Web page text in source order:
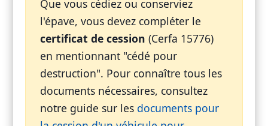
Que vous cédiez ou conserviez
l'épave, vous devez compléter le
certificat de cession (Cerfa 15776)
en mentionnant "cédé pour
destruction". Pour connaître tous les
documents nécessaires, consultez
notre guide sur les documents pour